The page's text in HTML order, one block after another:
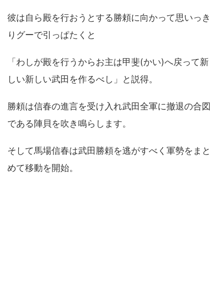
彼は自ら殿を行おうとする勝頼に向かって思いっき
りグーで引っぱたくと
「わしが殿を行うからお主は甲斐(かい)へ戻って新
しい新しい武田を作るべし」と説得。
勝頼は信春の進言を受け入れ武田全軍に撤退の合図
である陣貝を吹き鳴らします。
そして馬場信春は武田勝頼を逃がすべく軍勢をまと
めて移動を開始。